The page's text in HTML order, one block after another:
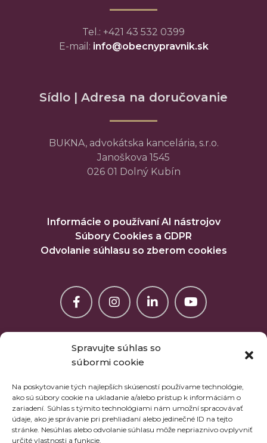
Spravujte súhlas so
súbormi cookie
Na poskytovanie tých najlepších skúseností používame technológie,
ako sú súbory cookie na ukladanie a/alebo prístup k informáciám o
zariadení. Súhlas s týmito technológiami nám umožní spracovávať
údaje, ako je správanie pri prehliadaní alebo jedinečné ID na tejto
stránke. Nesúhlas alebo odvolanie súhlasu môže nepriaznivo ovplyvniť
určité vlastnosti a funkcie.
Tel.: +421 43 532 0399
E-mail: info@obecnypravnik.sk
Sídlo | Adresa na doručovanie
BUKNA, advokátska kancelária, s.r.o.
Janoškova 1545
026 01 Dolný Kubín
Informácie o používaní AI nástrojov
Súbory Cookies a GDPR
Odvolanie súhlasu so zberom cookies